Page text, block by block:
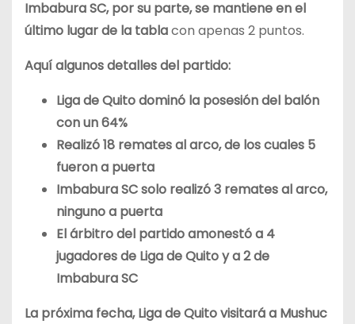
Imbabura SC, por su parte, se mantiene en el
último lugar de la tablacon apenas 2 puntos.
Aquí algunos detalles del partido:
Liga de Quito dominó la posesión del balón
con un 64%
Realizó 18 remates al arco, de los cuales 5
fueron a puerta
Imbabura SC solo realizó 3 remates al arco,
ninguno a puerta
El árbitro del partido amonestó a 4
jugadores de Liga de Quito y a 2 de
Imbabura SC
La próxima fecha, Liga de Quito visitará a Mushuc